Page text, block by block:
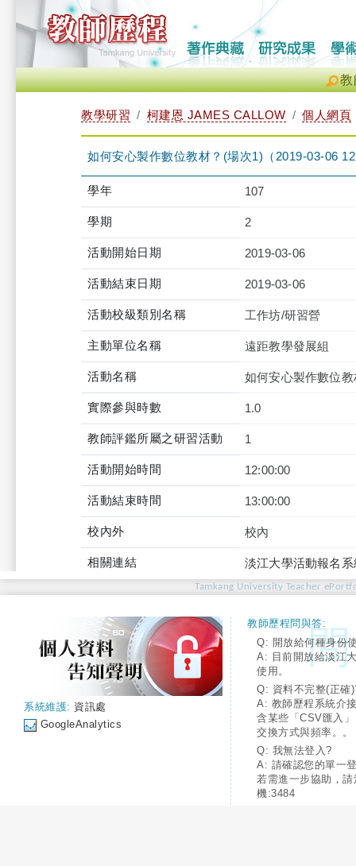
教
教學研習 柯建恩 JAMES CALLOW 個人網頁
如何安心製作數位教材？(場次1)（2019-03-06
學年 107
學期 2
活動開始日期 2019-03-06
活動結束日期 2019-03-06
活動校級類別名稱 工作坊/研習營
主動單位名稱 遠距教學發展組
活動名稱 如何安心製作數位
實際參與時數 1.0
教師評鑑所屬之研習活動 1
活動開始時間 12:00:00
活動結束時間 13:00:00
校內外 校內
相關連結 淡江大學活動報名
Tamkang University Teacher
系統維護: 資訊處
GoogleAnalytics
教師歷程問與答:
Q: 開放給何種身份
A: 目前開放給淡江
使用。
Q: 資料不完整(正確
A: 教師歷程系統介
含某些「CSV匯入
交換方式與頻率。。
Q: 我無法登入?
A: 請確認您的單一
若需進一步協助，
機:3484